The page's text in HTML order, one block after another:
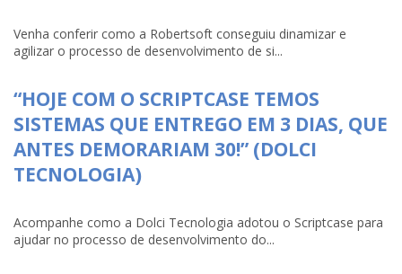
Venha conferir como a Robertsoft conseguiu dinamizar e
agilizar o processo de desenvolvimento de si...
“HOJE COM O SCRIPTCASE TEMOS
SISTEMAS QUE ENTREGO EM 3 DIAS, QUE
ANTES DEMORARIAM 30!” (DOLCI
TECNOLOGIA)
Acompanhe como a Dolci Tecnologia adotou o Scriptcase para
ajudar no processo de desenvolvimento do...